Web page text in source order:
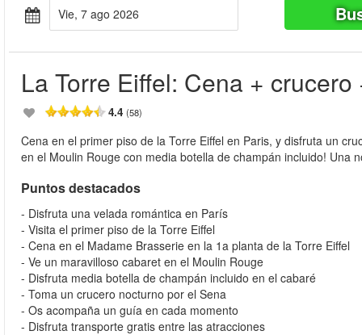
vie, 7 ago 2026
La Torre Eiffel: Cena +
4.4 (58)
Cena en el primer piso de la Torre Eiffel en Paris, y disfruta un
en el Moulin Rouge con media botella de champán incluido!
Puntos destacados
- Disfruta una velada romántica en París
- Visita el primer piso de la Torre Eiffel
- Cena en el Madame Brasserie en la 1a planta de la Torre Eiffel
- Ve un maravilloso cabaret en el Moulin Rouge
- Disfruta media botella de champán incluido en el cabaré
- Toma un crucero nocturno por el Sena
- Os acompaña un guía en cada momento
- Disfruta transporte gratis entre las atracciones